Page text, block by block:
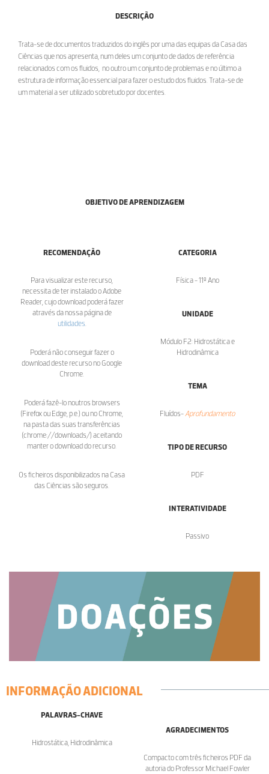
DESCRIÇÃO
Trata-se de documentos traduzidos do inglês por uma das equipas da Casa das
Ciências que nos apresenta, num deles um conjunto de dados de referência
relacionados com os fluidos, no outro um conjunto de problemas e no último a
estrutura de informação essencial para fazer o estudo dos fluidos. Trata-se de
um material a ser utilizado sobretudo por docentes.
OBJETIVO DE APRENDIZAGEM
RECOMENDAÇÃO
Para visualizar este recurso,
necessita de ter instalado o Adobe
Reader, cujo download poderá fazer
através da nossa página de
utilidades.
Poderá não conseguir fazer o
download deste recurso no Google
Chrome.
Poderá fazê-lo noutros browsers
(Firefox ou Edge, p.e.) ou no Chrome,
na pasta das suas transferências
(chrome://downloads/) aceitando
manter o download do recurso.
Os ficheiros disponibilizados na Casa
das Ciências são seguros.
CATEGORIA
Física - 11º Ano
UNIDADE
Módulo F2: Hidrostática e
Hidrodinâmica
TEMA
Fluídos-Aprofundamento
TIPO DE RECURSO
PDF
INTERATIVIDADE
Passivo
INFORMAÇÃO ADICIONAL
PALAVRAS-CHAVE
Hidrostática, Hidrodinâmica
AGRADECIMENTOS
Compacto com três ficheiros PDF da
autoria do Professor Michael Fowler